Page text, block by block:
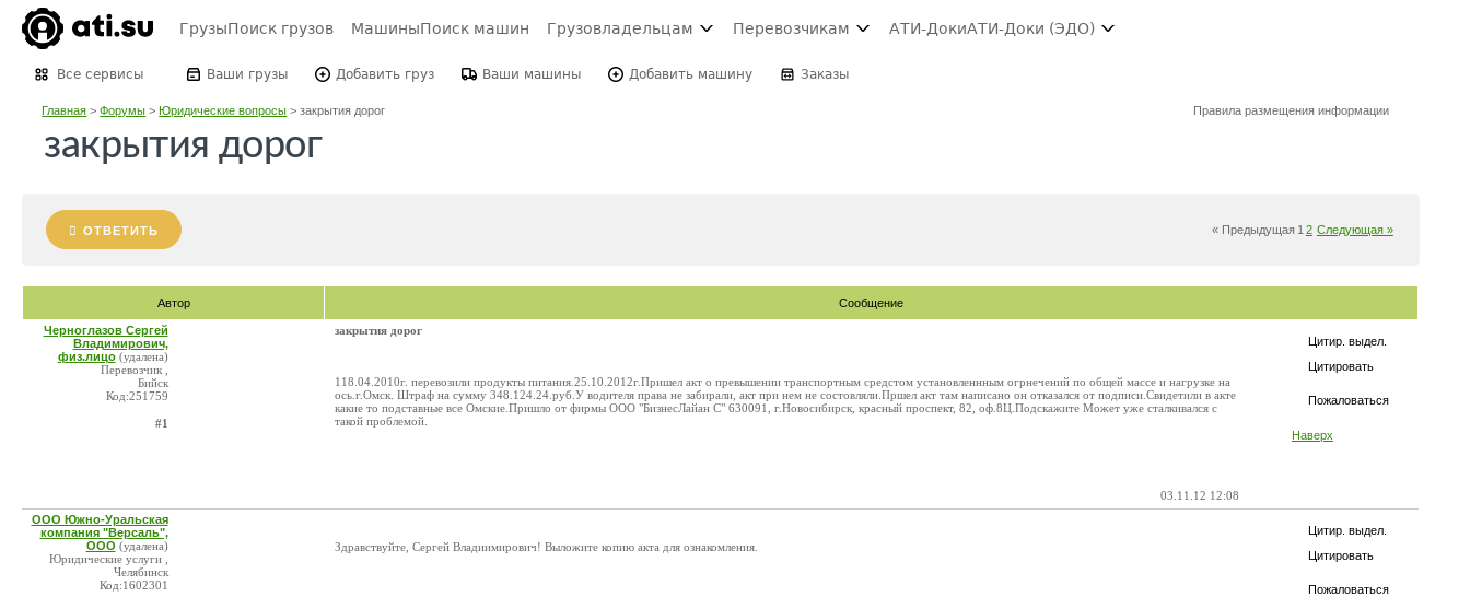
ГрузыПоиск грузов МашиныПоиск машин Грузовладельцам Перевозчикам АТИ-ДокиАТИ-Доки (ЭДО)
Все сервисы Ваши грузы Добавить груз Ваши машины Добавить машину Заказы
Главная >Форумы >Юридические вопросы >закрытия дорог Правила размещения информации
закрытия дорог
ОТВЕТИТЬ « Предыдущая 1 2 Следующая »
Автор Сообщение
Цитир. выдел.
Цитировать
Пожаловаться
Наверх
Черноглазов Сергей
Владимирович,
физ.лицо (удалена)
Перевозчик ,
Бийск
Код:251759
#1
закрытия дорог
118.04.2010г. перевозили продукты питания.25.10.2012г.Пришел акт о превышении транспортным средстом установленнным огрнечений по общей массе и нагрузке на
ось.г.Омск. Штраф на сумму 348.124.24.руб.У водителя права не забирали, акт при нем не состовляли.Пршел акт там написано он отказался от подписи.Свидетили в акте
какие то подставные все Омские.Пришло от фирмы ООО "БизнесЛайан С" 630091, г.Новосибирск, красный проспект, 82, оф.8Ц.Подскажите Может уже сталкивался с
такой проблемой.
03.11.12 12:08
Цитир. выдел.
Цитировать
Пожаловаться
ООО Южно-Уральская
компания "Версаль",
ООО (удалена)
Юридические услуги ,
Челябинск
Код:1602301
Здравствуйте, Сергей Владиимирович! Выложите копию акта для ознакомления.